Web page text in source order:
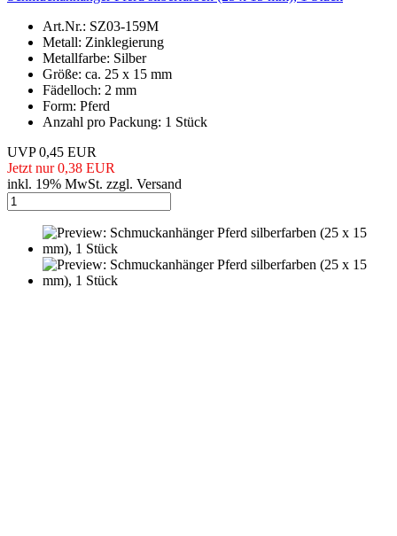
Art.Nr.: SZ03-159M
Metall: Zinklegierung
Metallfarbe: Silber
Größe: ca. 25 x 15 mm
Fädelloch: 2 mm
Form: Pferd
Anzahl pro Packung: 1 Stück
UVP 0,45 EUR
Jetzt nur 0,38 EUR
inkl. 19% MwSt. zzgl. Versand